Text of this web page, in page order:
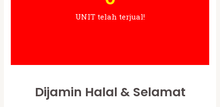
UNIT telah terjual!
Dijamin Halal & Selamat